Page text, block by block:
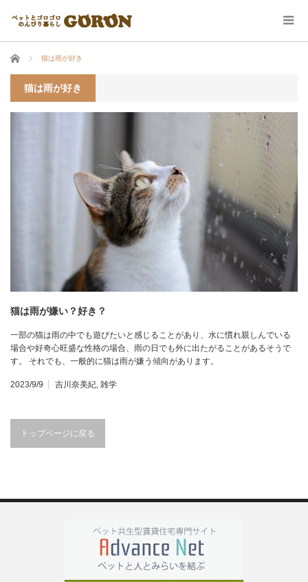
ホーム 猫は雨が好き
猫は雨が好き
猫は雨が嫌い？好き？
一部の猫は雨の中でも遊びたいと感じることがあり、水に慣れ親しんでいる
場合や好奇心旺盛な性格の場合、雨の日でも外に出たがることがあるそうで
す。 それでも、一般的に猫は雨が嫌う傾向があります。
2023/9/9 吉川奈美紀, 雑学
トップページに戻る